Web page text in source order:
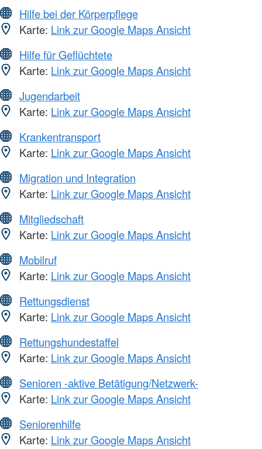
Hilfe bei der Körperpflege
Karte: Link zur Google Maps Ansicht
Hilfe für Geflüchtete
Karte: Link zur Google Maps Ansicht
Jugendarbeit
Karte: Link zur Google Maps Ansicht
Krankentransport
Karte: Link zur Google Maps Ansicht
Migration und Integration
Karte: Link zur Google Maps Ansicht
Mitgliedschaft
Karte: Link zur Google Maps Ansicht
Mobilruf
Karte: Link zur Google Maps Ansicht
Rettungsdienst
Karte: Link zur Google Maps Ansicht
Rettungshundestaffel
Karte: Link zur Google Maps Ansicht
Senioren -aktive Betätigung/Netzwerk-
Karte: Link zur Google Maps Ansicht
Seniorenhilfe
Karte: Link zur Google Maps Ansicht